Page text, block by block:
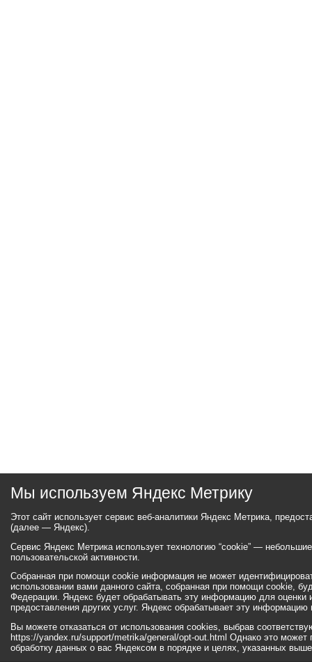
Мы используем Яндекс Метрику
Этот сайт использует сервис веб-аналитики Яндекс Метрика,
(далее — Яндекс).
Сервис Яндекс Метрика использует технологию “cookie” —
пользовательской активности.
Собранная при помощи cookie информация не может
использовании вами данного сайта, собранная при помощи cookie,
Федерации. Яндекс будет обрабатывать эту информацию для оценки
предоставления других услуг. Яндекс обрабатывает эту
Вы можете отказаться от использования cookies, выбрав
https://yandex.ru/support/metrika/general/opt-out.html Однако это может
обработку данных о вас Яндексом в порядке и целях, указанных